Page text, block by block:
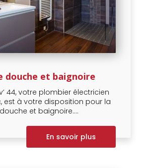
douche et baignoire
44, votre plombier électricien
est à votre disposition pour la
et baignoire....
En savoir plus